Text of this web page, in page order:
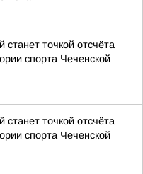
станет точкой отсчёта
спорта Чеченской
станет точкой отсчёта
спорта Чеченской